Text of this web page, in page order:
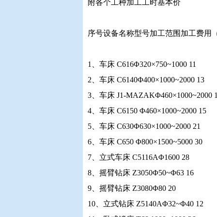
附各个工种加工工时基本价
序号设备名称型号加工范围加工费用
1、车床 C616Φ320×750~1000 11
2、车床 C6140Φ400×1000~2000 13
3、车床 J1-MAZAKΦ460×1000~2000
4、车床 C6150 Φ460×1000~2000 15
5、车床 C630Φ630×1000~2000 21
6、车床 C650 Φ800×1500~5000 30
7、立式车床 C5116AΦ1600 28
8、摇臂钻床 Z3050Φ50~Φ63 16
9、摇臂钻床 Z3080Φ80 20
10、立式钻床 Z5140AΦ32~Φ40 12